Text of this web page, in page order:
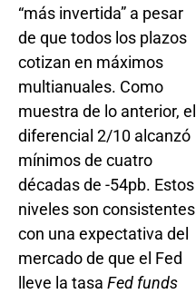
“más invertida” a pesar
de que todos los plazos
cotizan en máximos
multianuales. Como
muestra de lo anterior, el
diferencial 2/10 alcanzó
mínimos de cuatro
décadas de -54pb. Estos
niveles son consistentes
con una expectativa del
mercado de que el Fed
lleve la tasa Fed funds